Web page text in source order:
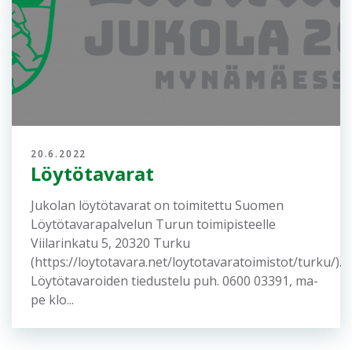
20.6.2022
Löytötavarat
Jukolan löytötavarat on toimitettu Suomen
Löytötavarapalvelun Turun toimipisteelle
Viilarinkatu 5, 20320 Turku
(https://loytotavara.net/loytotavaratoimistot/turku/).
Löytötavaroiden tiedustelu puh. 0600 03391, ma-
pe klo...